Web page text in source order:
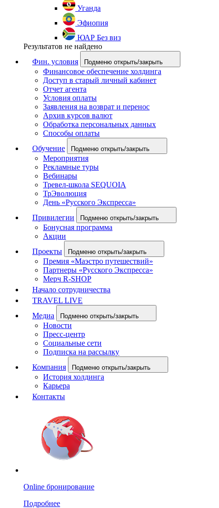
Уганда
Эфиопия
ЮАР Без виз
Результатов не найдено
Фин. условия
Подменю открыть/закрыть
Финансовое обеспечение холдинга
Доступ в старый личный кабинет
Отчет агента
Условия оплаты
Заявления на возврат и перенос
Архив курсов валют
Обработка персональных данных
Способы оплаты
Обучение
Подменю открыть/закрыть
Мероприятия
Рекламные туры
Вебинары
Тревел-школа SEQUOIA
ТрЭволюция
День «Русского Экспресса»
Привилегии
Подменю открыть/закрыть
Бонусная программа
Акции
Проекты
Подменю открыть/закрыть
Премия «Маэстро путешествий»
Партнеры «Русского Экспресса»
Мерч R-SHOP
Начало сотрудничества
TRAVEL LIVE
Медиа
Подменю открыть/закрыть
Новости
Пресс-центр
Социальные сети
Подписка на рассылку
Компания
Подменю открыть/закрыть
История холдинга
Карьера
Контакты
Online бронирование
Подробнее